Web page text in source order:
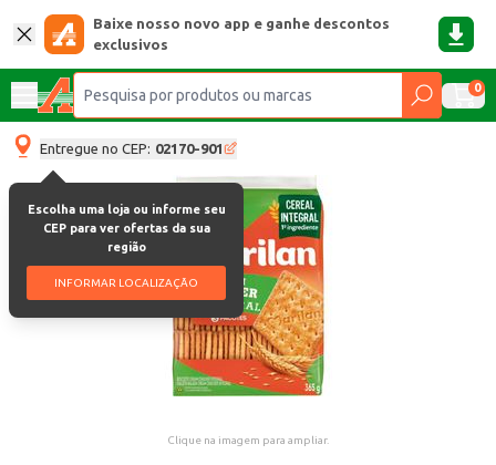
Baixe nosso novo app e ganhe descontos
exclusivos
0
Entregue no CEP: 02170-901
Escolha uma loja ou informe seu
CEP para ver ofertas da sua
região
INFORMAR LOCALIZAÇÃO
Clique na imagem para ampliar.